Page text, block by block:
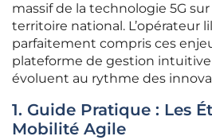
massif de la technologie 5G
territoire national. L’opérateur
parfaitement compris ces
plateforme de gestion intuitive
évoluent au rythme des
1. Guide Pratique : Les
Mobilité Agile